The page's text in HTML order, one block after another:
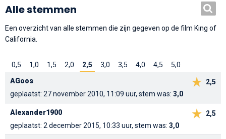
Alle stemmen
Een overzicht van alle stemmen die zijn gegeven op de film King of
California.
0,5 1,0 1,5 2,0 2,5 3,0 3,5 4,0 4,5 5,0
2,5
AGoos
geplaatst: 27 november 2010, 11:09 uur, stem was: 3,0
2,5
Alexander1900
geplaatst: 2 december 2015, 10:33 uur, stem was: 3,0